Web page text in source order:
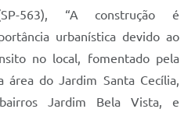
563), “A construção é
urbanística devido ao
no local, fomentado pela
área do Jardim Santa Cecília,
Jardim Bela Vista, e